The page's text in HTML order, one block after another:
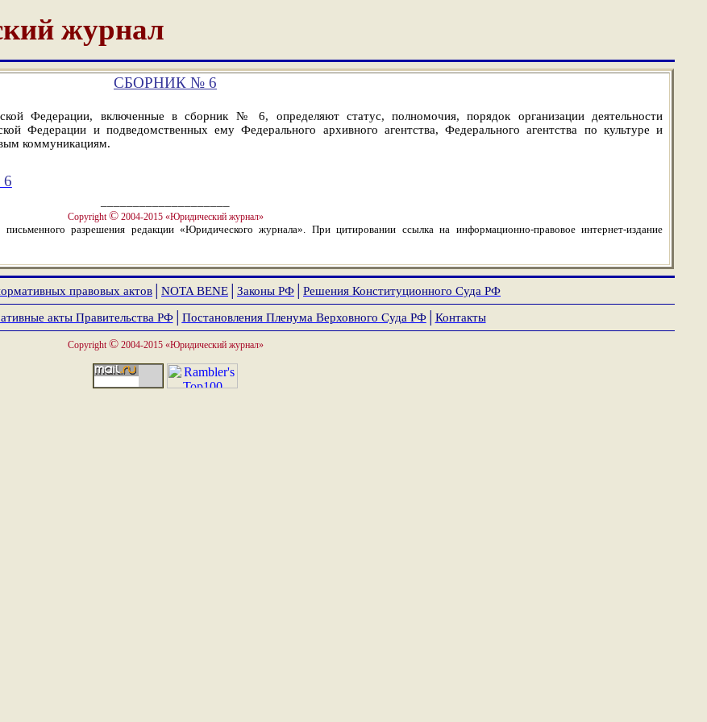
журнал
СБОРНИК № 6
Федерации, включенные в сборник № 6, определяют статус, полномочия, порядок организации деятельности
Федерации и подведомственных ему Федерального архивного агентства, Федерального агентства по культуре и
коммуникациям.
Copyright ©2004-2015 «Юридический журнал»
разрешения редакции «Юридического журнала». При цитировании ссылка на информационно-правовое интернет-издание
правовых актов NOTA BENE Законы РФ Решения Конституционного Суда РФ
акты Правительства РФ│ Постановления Пленума Верховного Суда РФ│ Контакты
Copyright ©2004-2015 «Юридический журнал»